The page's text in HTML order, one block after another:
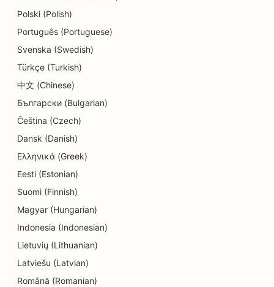
SEO за детски градини
SEO оптимизация за стоматологични клиники
SEO за ресторанти
SEO оптимизация за магазини за кексчета
SEO оптимизация за услуги за образование и
SEO за магазини за понички
SEO за електротехници
SEO за химическо чистене
SEO за магазини за електроника
SEO за инженерни фирми
Polski (Polish)
Português (Portuguese)
Svenska (Swedish)
Türkçe (Turkish)
中文 (Chinese)
Български (Bulgarian)
Čeština (Czech)
Dansk (Danish)
Ελληνικά (Greek)
Eesti (Estonian)
Suomi (Finnish)
Magyar (Hungarian)
Indonesia (Indonesian)
Lietuvių (Lithuanian)
Latviešu (Latvian)
Română (Romanian)